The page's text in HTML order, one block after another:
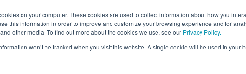
on your computer. These cookies are used to collect information about how you
this information in order to improve and customize your browsing experience and for
other media. To find out more about the cookies we use, see our Privacy Policy.
won’t be tracked when you visit this website. A single cookie will be used in your
0070336 | Omnidots in den Medien
Produkte Kunden